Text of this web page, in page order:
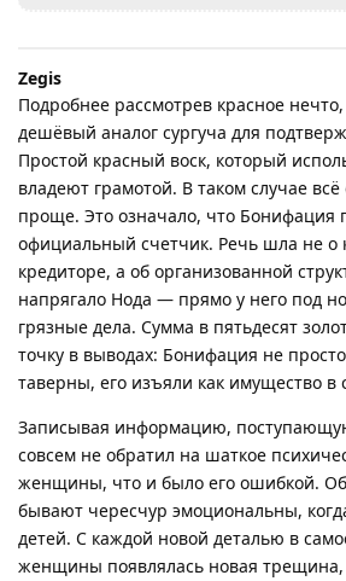
Zegis
Подробнее рассмотрев красное
дешёвый аналог сургуча для
Простой красный воск, который
владеют грамотой. В таком случае
проще. Это означало, что Бонифация
официальный счетчик. Речь шла не о
кредиторе, а об организованной
напрягало Нода — прямо у него под
грязные дела. Сумма в пятьдесят
точку в выводах: Бонифация не
таверны, его изъяли как имущество в
Записывая информацию,
совсем не обратил на шаткое
женщины, что и было его ошибкой.
бывают чересчур эмоциональны,
детей. С каждой новой деталью в
женщины появлялась новая трещина,